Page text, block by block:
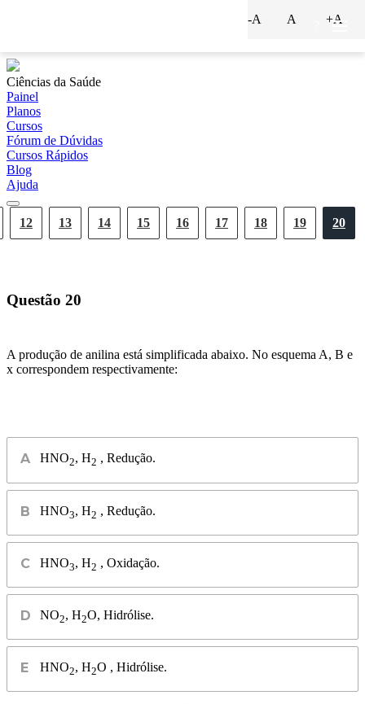
Ciências da Saúde
Painel
Planos
Cursos
Fórum de Dúvidas
Cursos Rápidos
Blog
Ajuda
12 13 14 15 16 17 18 19 20
-A A +A
Questão 20
A produção de anilina está simplificada abaixo. No esquema A, B e
x correspondem respectivamente:
HNO2, H2 , Redução.
HNO3, H2 , Redução.
HNO3, H2 , Oxidação.
NO2, H2O, Hidrólise.
HNO2, H2O , Hidrólise.